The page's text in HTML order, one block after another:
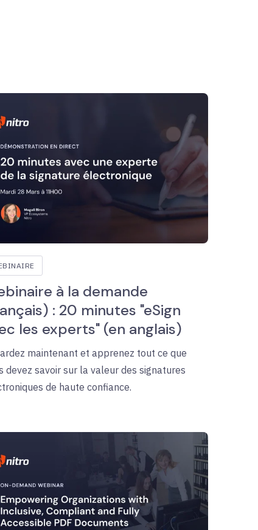
à la demande
: 20 minutes "eSign
les experts" (en anglais)
maintenant et apprenez tout ce que
devez savoir sur la valeur des signatures
de haute confiance.